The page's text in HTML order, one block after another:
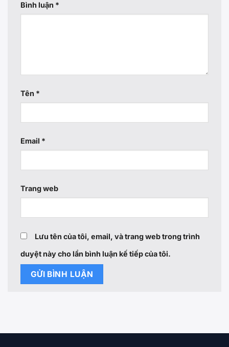
Bình luận *
Tên *
Email *
Trang web
Lưu tên của tôi, email, và trang web trong trình
duyệt này cho lần bình luận kế tiếp của tôi.